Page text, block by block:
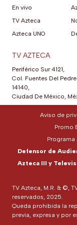
En vivo
TV Azteca
Azteca UNO
TV AZTECA
Periférico Sur 4121,
Col. Fuentes Del
14140,
Ciudad De México,
TV Azteca, M.R. & ©,
reservados, 2025.
Queda prohibida la
previa, expresa y por
Aviso de
Promo
Defensor de
Azteca III y